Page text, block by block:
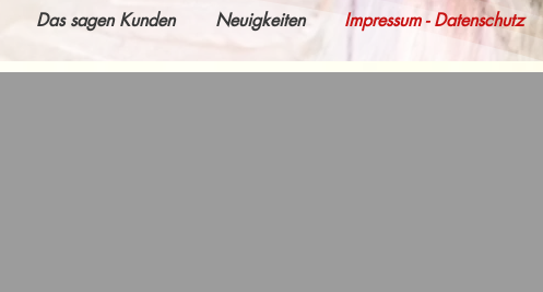
Das sagen Kunden Neuigkeiten Impressum - Datenschutz